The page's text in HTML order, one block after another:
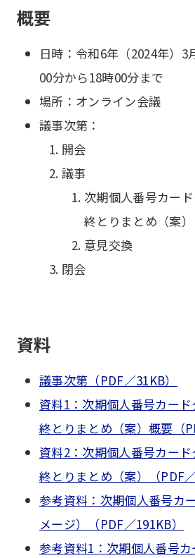
概要
日時：令和6年（2024年）3
00分から18時00分まで
場所：オンライン会議
議事次第：
開会
議事
次期個人番号カー
終とりまとめ（案
意見交換
閉会
資料
議事次第（PDF／31KB）
資料1：次期個人番号カー
終とりまとめ（案）概要（
資料2：次期個人番号カー
終とりまとめ（案）（PDF／
参考資料：次期個人番号カ
メージ）（PDF／191KB）
参考資料1：次期個人番号